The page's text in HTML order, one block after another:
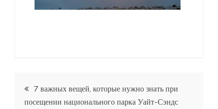
Навигация
7 важных вещей, которые нужно знать при
посещении национального парка Уайт-Сэндс